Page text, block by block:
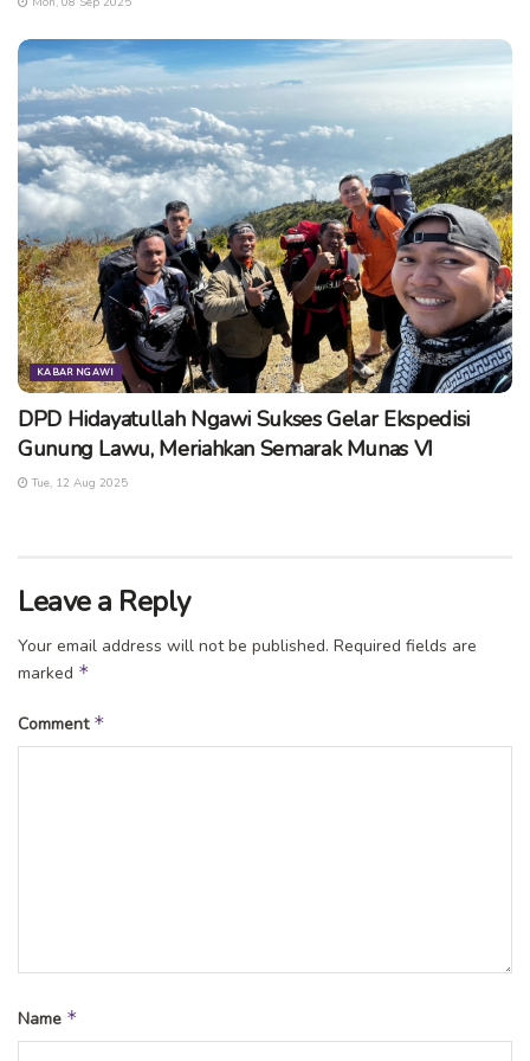
Dengan upaya tersebut, Ony bersama stakeholder terkait
tentunya semakin yakin untuk bisa melakukan berbagai
macam pengembangan teknologi pertanian ramah
lingkungan, sesuai dengan visi yang ada tentang pertanian
ramah lingkungan dan berkelanjutan. (*/cse)
Tags: agro techno park bupati
kebun teh jamus
ngawi
ony anwar
pariwisata ngawi
pertanian ngawi
teknologi
KABAR NGAWI
DPD Hidayatullah Ngawi Sukses Gelar Ekspedisi
Gunung Lawu, Meriahkan Semarak Munas VI
Tue, 12 Aug 2025
Leave a Reply
Your email address will not be published. Required fields are
marked *
Comment *
Name *